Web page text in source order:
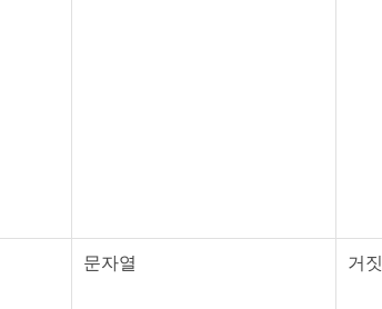
문자열 거짓